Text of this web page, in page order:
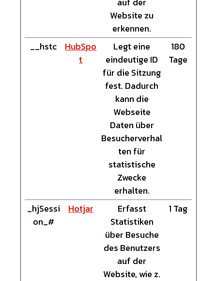
Website zu
erkennen.
__hstc
HubSpo
t
Legt eine
eindeutige ID
für die Sitzung
fest. Dadurch
kann die
Webseite
Daten über
Besucherverhal
ten für
statistische
Zwecke
erhalten.
180
Tage
_hjSessi
on_#
Hotjar
Erfasst
Statistiken
über Besuche
des Benutzers
auf der
Website, wie z.
1 Tag